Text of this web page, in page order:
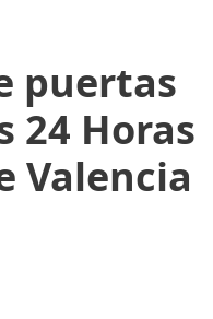
puertas
24 Horas
Valencia